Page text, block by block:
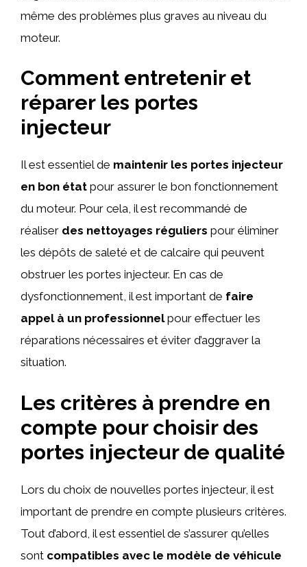
même des problèmes plus graves au niveau du
moteur.
Comment entretenir et
réparer les portes
injecteur
Il est essentiel de maintenir les portes injecteur
en bon état pour assurer le bon fonctionnement
du moteur. Pour cela, il est recommandé de
réaliser des nettoyages réguliers pour éliminer
les dépôts de saleté et de calcaire qui peuvent
obstruer les portes injecteur. En cas de
dysfonctionnement, il est important de faire
appel à un professionnelpour effectuer les
réparations nécessaires et éviter d’aggraver la
situation.
Les critères à prendre en
compte pour choisir des
portes injecteur de qualité
Lors du choix de nouvelles portes injecteur, il est
important de prendre en compte plusieurs critères.
Tout d’abord, il est essentiel de s’assurer qu’elles
sont compatibles avec le modèle de véhicule